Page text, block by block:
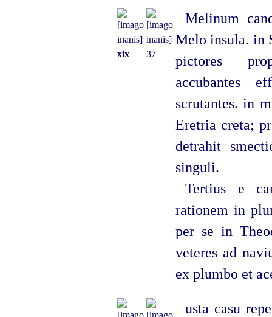
xix 37
Melinum
Melo insula. in
pictores
accubantes
scrutantes. in
Eretria creta;
detrahit
singuli.
Tertius e
rationem in
per se in
veteres ad
ex plumbo et
usta casu